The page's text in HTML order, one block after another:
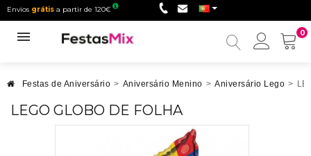
Envios grátis a partir de 120€
0
Minha
Festas de Aniversário > Aniversário Menino > Aniversário Lego >
LEGO GLOBO DE FOLHA